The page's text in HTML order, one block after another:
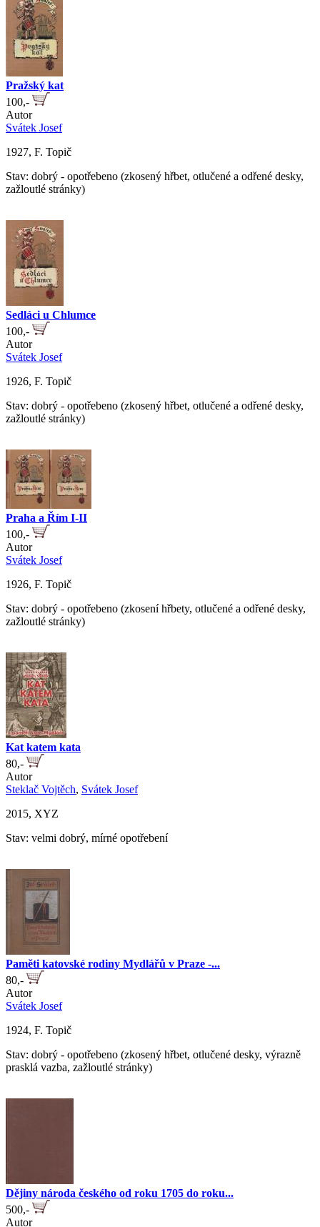
Pražský kat
100,-
Autor
Svátek Josef
1927, F. Topič
Stav: dobrý - opotřebeno (zkosený hřbet, otlučené a odřené desky,
zažloutlé stránky)
Sedláci u Chlumce
100,-
Autor
Svátek Josef
1926, F. Topič
Stav: dobrý - opotřebeno (zkosený hřbet, otlučené a odřené desky,
zažloutlé stránky)
Praha a Řím I-II
100,-
Autor
Svátek Josef
1926, F. Topič
Stav: dobrý - opotřebeno (zkosení hřbety, otlučené a odřené desky,
zažloutlé stránky)
Kat katem kata
80,-
Autor
Steklač Vojtěch, Svátek Josef
2015, XYZ
Stav: velmi dobrý, mírné opotřebení
Paměti katovské rodiny Mydlářů v Praze -...
80,-
Autor
Svátek Josef
1924, F. Topič
Stav: dobrý - opotřebeno (zkosený hřbet, otlučené desky, výrazně
prasklá vazba, zažloutlé stránky)
Dějiny národa českého od roku 1705 do roku...
500,-
Autor